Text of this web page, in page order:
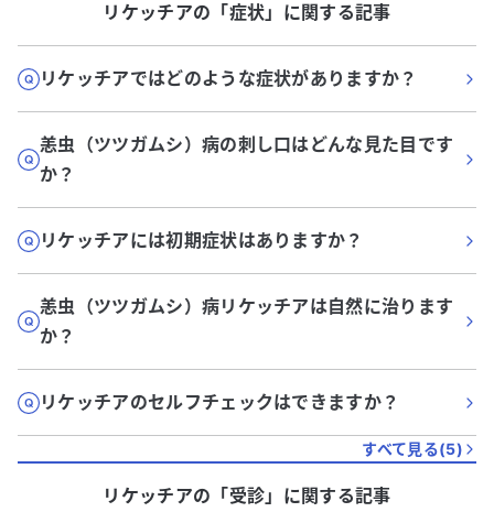
リケッチアの「症状」に関する記事
リケッチアではどのような症状がありますか？
恙虫（ツツガムシ）病の刺し口はどんな見た目です
か？
リケッチアには初期症状はありますか？
恙虫（ツツガムシ）病リケッチアは自然に治ります
か？
リケッチアのセルフチェックはできますか？
すべて見る(5)
リケッチアの「受診」に関する記事